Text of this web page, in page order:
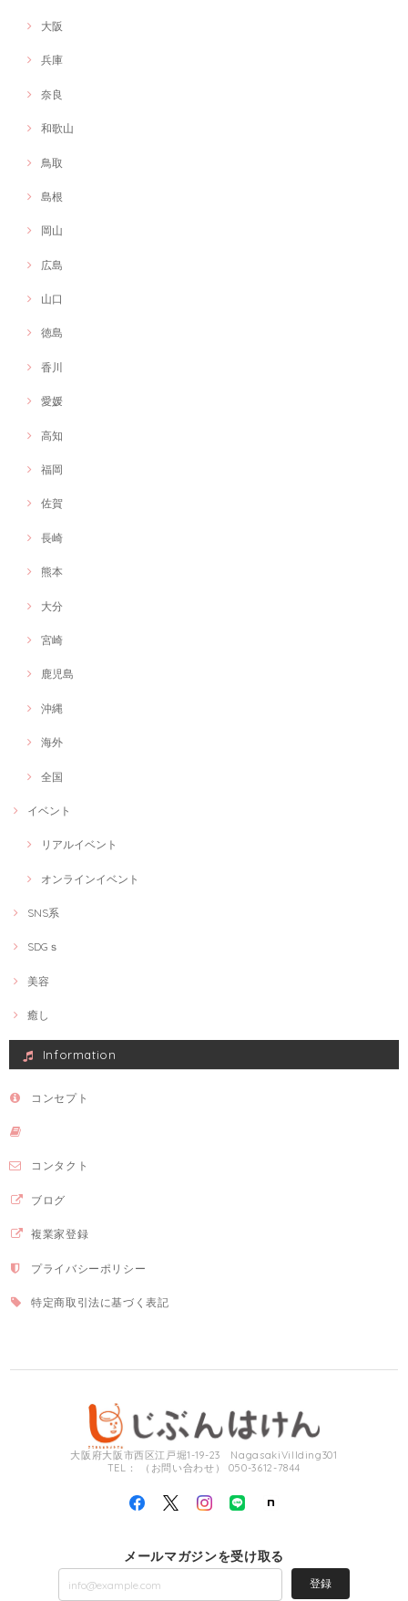
大阪
兵庫
奈良
和歌山
鳥取
島根
岡山
広島
山口
徳島
香川
愛媛
高知
福岡
佐賀
長崎
熊本
大分
宮崎
鹿児島
沖縄
海外
全国
イベント
リアルイベント
オンラインイベント
SNS系
SDGｓ
美容
癒し
Information
コンセプト
コンタクト
ブログ
複業家登録
プライバシーポリシー
特定商取引法に基づく表記
大阪府大阪市西区江戸堀1-19-23 NagasakiVillding301
TEL： （お問い合わせ） 050-3612-7844
メールマガジンを受け取る
登録